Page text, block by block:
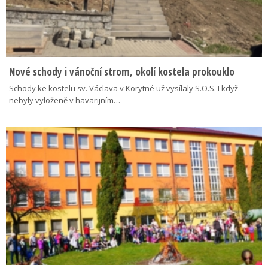
Nové schody i vánoční strom, okolí kostela prokouklo
Schody ke kostelu sv. Václava v Korytné už vysílaly S.O.S. I když
nebyly vyloženě v havarijním…